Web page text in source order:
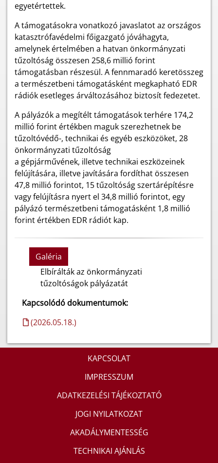
egyetértettek.
A támogatásokra vonatkozó javaslatot az országos
katasztrófavédelmi főigazgató jóváhagyta,
amelynek értelmében a hatvan önkormányzati
tűzoltóság összesen 258,6 millió forint
támogatásban részesül. A fennmaradó keretösszeg
a természetbeni támogatásként megkapható EDR
rádiók esetleges árváltozásához biztosít fedezetet.
A pályázók a megítélt támogatások terhére 174,2
millió forint értékben maguk szerezhetnek be
tűzoltóvédő-, technikai és egyéb eszközöket, 28
önkormányzati tűzoltóság
a gépjárművének, illetve technikai eszközeinek
felújítására, illetve javítására fordíthat összesen
47,8 millió forintot, 15 tűzoltóság szertárépítésre
vagy felújításra nyert el 34,8 millió forintot, egy
pályázó természetbeni támogatásként 1,8 millió
forint értékben EDR rádiót kap.
Galéria
Elbírálták az önkormányzati
tűzoltóságok pályázatát
Kapcsolódó dokumentumok:
(2026.05.18.)
KAPCSOLAT
IMPRESSZUM
ADATKEZELÉSI TÁJÉKOZTATÓ
JOGI NYILATKOZAT
AKADÁLYMENTESSÉG
TECHNIKAI AJÁNLÁS